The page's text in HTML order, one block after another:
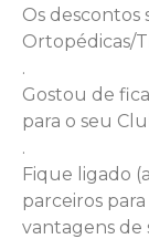
Os descontos
Ortopédicas/
.
Gostou de
para o seu
.
Fique ligado
parceiros
vantagens de